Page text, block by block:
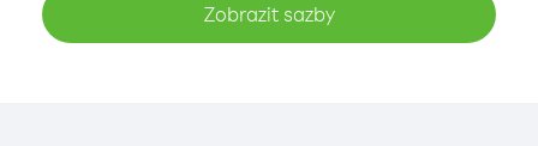
Zobrazit sazby